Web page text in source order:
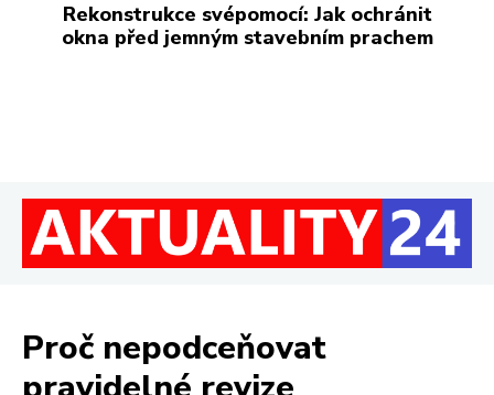
Rekonstrukce svépomocí: Jak ochránit
okna před jemným stavebním prachem